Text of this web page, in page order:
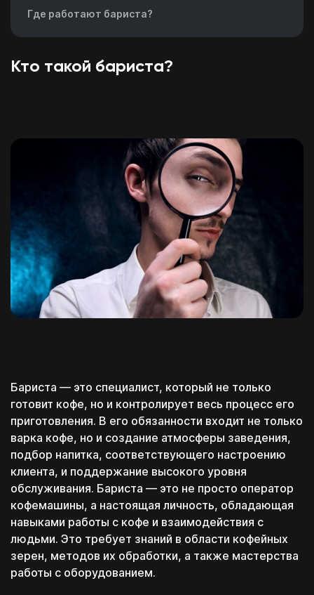
Кто такой бариста?
Бариста — это специалист, который не только
готовит кофе, но и контролирует весь процесс его
приготовления. В его обязанности входит не только
варка кофе, но и создание атмосферы заведения,
подбор напитка, соответствующего настроению
клиента, и поддержание высокого уровня
обслуживания. Бариста — это не просто оператор
кофемашины, а настоящая личность, обладающая
навыками работы с кофе и взаимодействия с
людьми. Это требует знаний в области кофейных
зерен, методов их обработки, а также мастерства
работы с оборудованием.
Где работают бариста?